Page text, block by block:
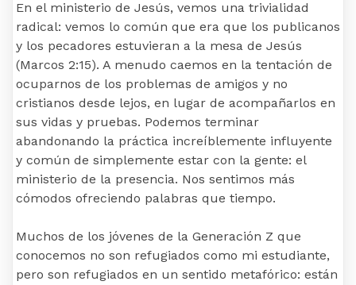
En el ministerio de Jesús, vemos una trivialidad
radical: vemos lo común que era que los publicanos
y los pecadores estuvieran a la mesa de Jesús
(Marcos 2:15). A menudo caemos en la tentación de
ocuparnos de los problemas de amigos y no
cristianos desde lejos, en lugar de acompañarlos en
sus vidas y pruebas. Podemos terminar
abandonando la práctica increíblemente influyente
y común de simplemente estar con la gente: el
ministerio de la presencia. Nos sentimos más
cómodos ofreciendo palabras que tiempo.
Muchos de los jóvenes de la Generación Z que
conocemos no son refugiados como mi estudiante,
pero son refugiados en un sentido metafórico: están